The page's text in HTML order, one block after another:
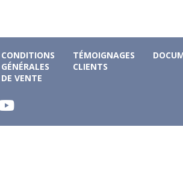
CONDITIONS
GÉNÉRALES
DE VENTE
TÉMOIGNAGES
CLIENTS